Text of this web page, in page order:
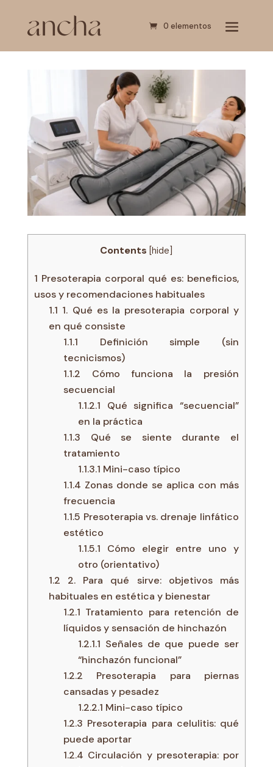
0 elementos
Contents [hide
1 Presoterapia corporal qué es: beneficios,
usos y recomendaciones habituales
1.1 1. Qué es la presoterapia corporal y
en qué consiste
1.1.1 Definición simple (sin
tecnicismos)
1.1.2 Cómo funciona la presión
secuencial
1.1.2.1 Qué significa “secuencial”
en la práctica
1.1.3 Qué se siente durante el
tratamiento
1.1.3.1 Mini-caso típico
1.1.4 Zonas donde se aplica con más
frecuencia
1.1.5 Presoterapia vs. drenaje linfático
estético
1.1.5.1 Cómo elegir entre uno y
otro (orientativo)
1.2 2. Para qué sirve: objetivos más
habituales en estética y bienestar
1.2.1 Tratamiento para retención de
líquidos y sensación de hinchazón
1.2.1.1 Señales de que puede ser
“hinchazón funcional”
1.2.2 Presoterapia para piernas
cansadas y pesadez
1.2.2.1 Mini-caso típico
1.2.3 Presoterapia para celulitis: qué
puede aportar
1.2.4 Circulación y presoterapia: por